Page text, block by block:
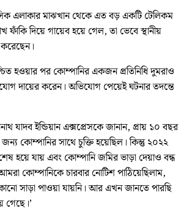
এলাকার মাঝখান থেকে এত বড় একটি টেলিকম
ফাঁকি দিয়ে গায়েব হয়ে গেল, তা ভেবে স্থানীয়
করেছেন।
হওয়ার পর কোম্পানির একজন প্রতিনিধি দুমরাও
দায়ের করেন। অভিযোগ পেয়েই ঘটনার তদন্তে
যাদব ইন্ডিয়ান এক্সপ্রেসকে জানান, প্রায় ১০ বছর
কোম্পানির সাথে চুক্তি হয়েছিল। কিন্তু ২০২২
হয়ে যায় এবং কোম্পানি জমির ভাড়া দেয়াও বন্ধ
কোম্পানিকে চারবার নোটিশ পাঠিয়েছিলাম,
সাড়া পাওয়া যায়নি। আর এখন জানতে পারছি
গেছে।’